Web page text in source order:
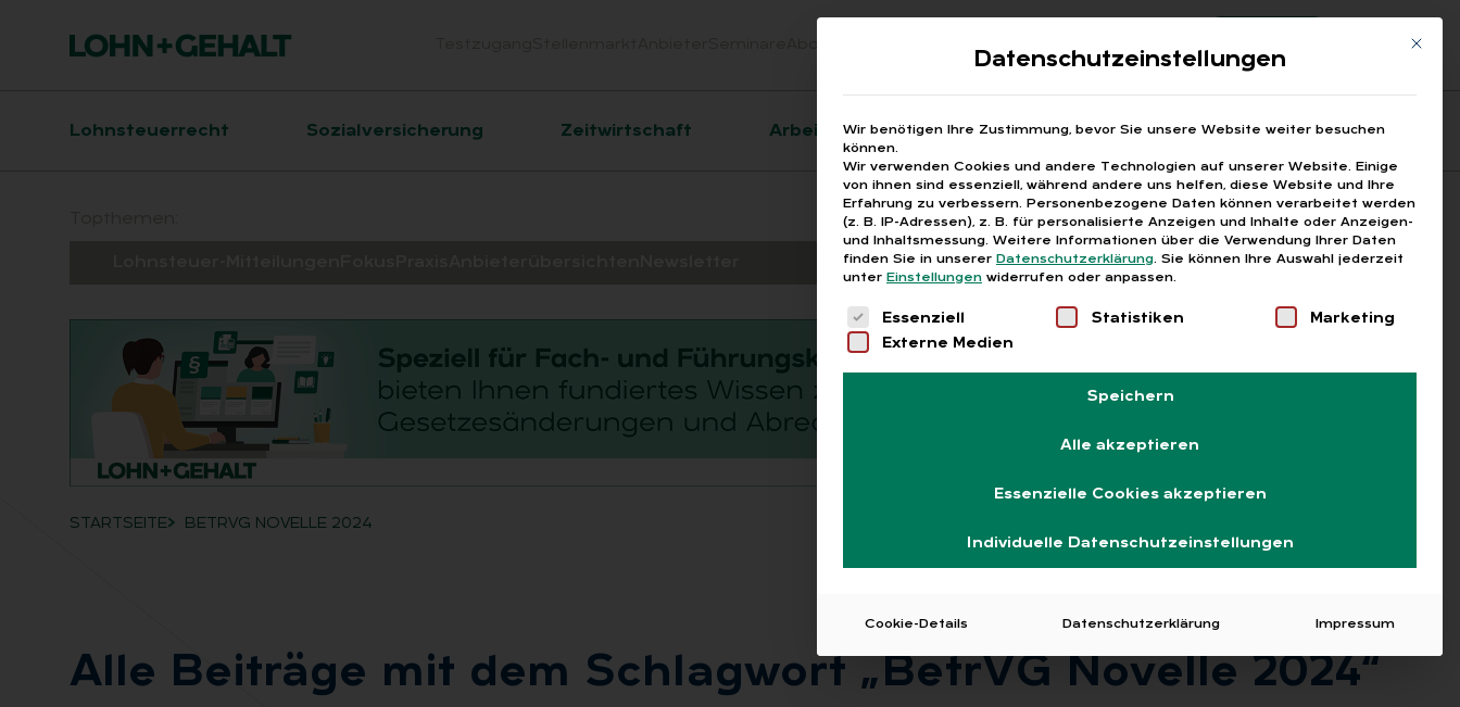
Suchen
Registrierung
Hauptnavigation
Lohnsteuerrecht Sozialversicherung Zeitwirtschaft Arbeitsrecht Fragen aus den ARGEn Printausgaben
Breadcrumb-Navigation
STARTSEITE BETRVG NOVELLE 2024
Alle Bei­trä­ge mit dem Schlag­wort „Be­trVG No­vel­le 2024“
Mit
Datenschutzeinstellungen
Wir benötigen Ihre Zustimmung, bevor Sie unsere Website weiter besuchen
können.
Wir verwenden Cookies und andere Technologien auf unserer Website. Einige
von ihnen sind essenziell, während andere uns helfen, diese Website und Ihre
Erfahrung zu verbessern. Personenbezogene Daten können verarbeitet werden
(z. B. IP-Adressen), z. B. für personalisierte Anzeigen und Inhalte oder Anzeigen-
und Inhaltsmessung. Weitere Informationen über die Verwendung Ihrer Daten
finden Sie in unserer Datenschutzerklärung. Sie können Ihre Auswahl jederzeit
unter Einstellungen widerrufen oder anpassen.
Es folgt eine Liste der Service-Gruppen, für die eine
Essenziell Statistiken
Marketing
Externe Medien
Speichern
Alle akzeptieren
Essenzielle Cookies akzeptieren
Individuelle Datenschutzeinstellungen
Cookie-Details Datenschutzerklärung Impressum